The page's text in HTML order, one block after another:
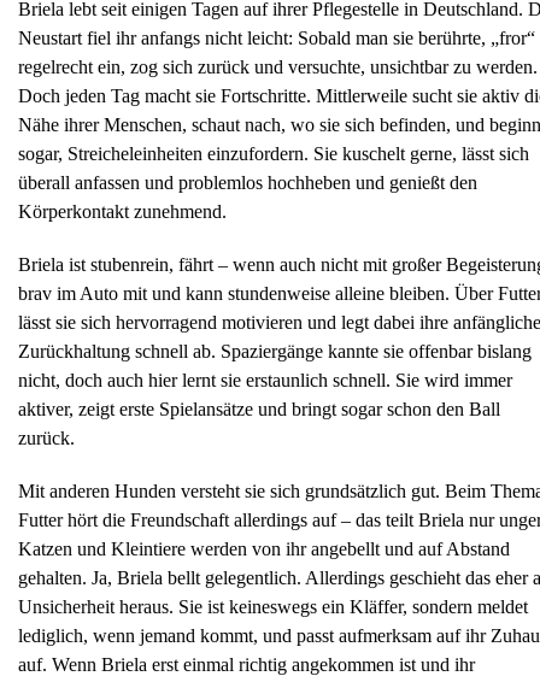
Briela lebt seit einigen Tagen auf ihrer Pflegestelle in Deutschland.
Neustart fiel ihr anfangs nicht leicht: Sobald man sie berührte, „fror“
regelrecht ein, zog sich zurück und versuchte, unsichtbar zu werden.
Doch jeden Tag macht sie Fortschritte. Mittlerweile sucht sie aktiv
Nähe ihrer Menschen, schaut nach, wo sie sich befinden, und
sogar, Streicheleinheiten einzufordern. Sie kuschelt gerne, lässt sich
überall anfassen und problemlos hochheben und genießt den
Körperkontakt zunehmend.
Briela ist stubenrein, fährt – wenn auch nicht mit großer
brav im Auto mit und kann stundenweise alleine bleiben. Über
lässt sie sich hervorragend motivieren und legt dabei ihre anfängliche
Zurückhaltung schnell ab. Spaziergänge kannte sie offenbar bislang
nicht, doch auch hier lernt sie erstaunlich schnell. Sie wird immer
aktiver, zeigt erste Spielansätze und bringt sogar schon den Ball
zurück.
Mit anderen Hunden versteht sie sich grundsätzlich gut. Beim
Futter hört die Freundschaft allerdings auf – das teilt Briela nur
Katzen und Kleintiere werden von ihr angebellt und auf Abstand
gehalten. Ja, Briela bellt gelegentlich. Allerdings geschieht das eher
Unsicherheit heraus. Sie ist keineswegs ein Kläffer, sondern meldet
lediglich, wenn jemand kommt, und passt aufmerksam auf ihr
auf. Wenn Briela erst einmal richtig angekommen ist und ihr